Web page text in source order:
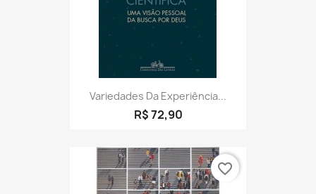
Variedades Da Experiência...
R$ 72,90
favorite_border